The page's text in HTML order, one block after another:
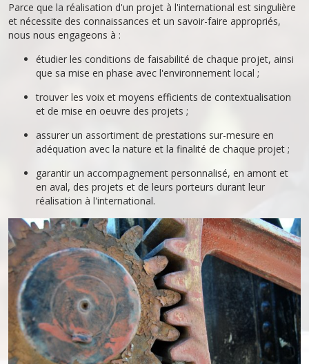
Parce que la réalisation d'un projet à l'international est singulière
et nécessite des connaissances et un savoir-faire appropriés,
nous nous engageons à :
étudier les conditions de faisabilité de chaque projet, ainsi
que sa mise en phase avec l'environnement local ;
trouver les voix et moyens efficients de contextualisation
et de mise en oeuvre des projets ;
assurer un assortiment de prestations sur-mesure en
adéquation avec la nature et la finalité de chaque projet ;
garantir un accompagnement personnalisé, en amont et
en aval, des projets et de leurs porteurs durant leur
réalisation à l'international.